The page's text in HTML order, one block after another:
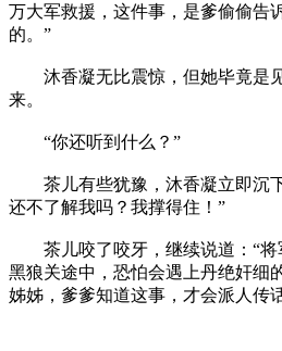
万大军救援，这件事，是爹偷偷告
的。”
沐香凝无比震惊，但她毕竟是
来。
“你还听到什么？”
茶儿有些犹豫，沐香凝立即沉
还不了解我吗？我撑得住！”
茶儿咬了咬牙，继续说道：“将
黑狼关途中，恐怕会遇上丹绝奸细
姊姊，爹爹知道这事，才会派人传